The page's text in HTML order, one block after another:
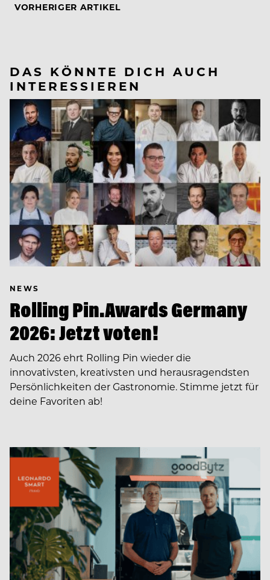
VORHERIGER ARTIKEL
DAS KÖNNTE DICH AUCH
INTERESSIEREN
NEWS
Rolling Pin.Awards Germany
2026: Jetzt voten!
Auch 2026 ehrt Rolling Pin wieder die
innovativsten, kreativsten und herausragendsten
Persönlichkeiten der Gastronomie. Stimme jetzt für
deine Favoriten ab!